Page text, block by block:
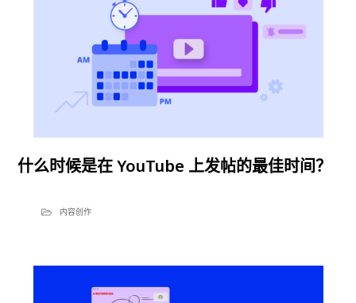
什么时候是在 YouTube 上发帖的最佳时间？
内容创作